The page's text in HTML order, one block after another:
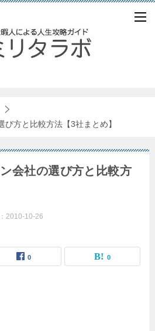
方と比較方法【3社まとめ】
会社の選び方と比較方
2010-10-26
0 0